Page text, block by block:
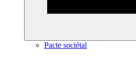
Pacte sociétal